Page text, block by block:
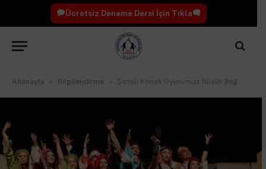
Ücretsiz Deneme Dersi İçin Tıkla
Anasayfa » Bilgilendirme » Şanslı Konak Oyunumuz Büyük Beğeni Topladı